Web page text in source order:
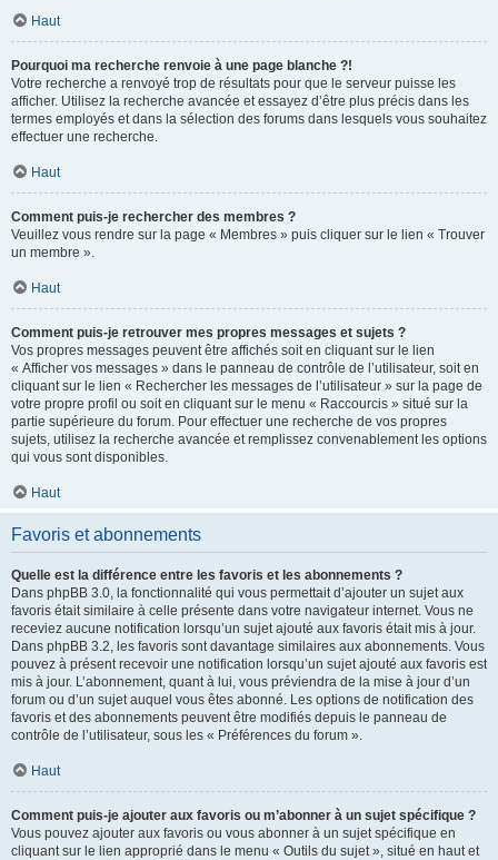
Haut
Pourquoi ma recherche renvoie à une page blanche ?!
Votre recherche a renvoyé trop de résultats pour que le serveur puisse les
afficher. Utilisez la recherche avancée et essayez d’être plus précis dans les
termes employés et dans la sélection des forums dans lesquels vous souhaitez
effectuer une recherche.
Haut
Comment puis-je rechercher des membres ?
Veuillez vous rendre sur la page « Membres » puis cliquer sur le lien « Trouver
un membre ».
Haut
Comment puis-je retrouver mes propres messages et sujets ?
Vos propres messages peuvent être affichés soit en cliquant sur le lien
« Afficher vos messages » dans le panneau de contrôle de l’utilisateur, soit en
cliquant sur le lien « Rechercher les messages de l’utilisateur » sur la page de
votre propre profil ou soit en cliquant sur le menu « Raccourcis » situé sur la
partie supérieure du forum. Pour effectuer une recherche de vos propres
sujets, utilisez la recherche avancée et remplissez convenablement les options
qui vous sont disponibles.
Haut
Favoris et abonnements
Quelle est la différence entre les favoris et les abonnements ?
Dans phpBB 3.0, la fonctionnalité qui vous permettait d’ajouter un sujet aux
favoris était similaire à celle présente dans votre navigateur internet. Vous ne
receviez aucune notification lorsqu’un sujet ajouté aux favoris était mis à jour.
Dans phpBB 3.2, les favoris sont davantage similaires aux abonnements. Vous
pouvez à présent recevoir une notification lorsqu’un sujet ajouté aux favoris est
mis à jour. L’abonnement, quant à lui, vous préviendra de la mise à jour d’un
forum ou d’un sujet auquel vous êtes abonné. Les options de notification des
favoris et des abonnements peuvent être modifiés depuis le panneau de
contrôle de l’utilisateur, sous les « Préférences du forum ».
Haut
Comment puis-je ajouter aux favoris ou m’abonner à un sujet spécifique ?
Vous pouvez ajouter aux favoris ou vous abonner à un sujet spécifique en
cliquant sur le lien approprié dans le menu « Outils du sujet », situé en haut et